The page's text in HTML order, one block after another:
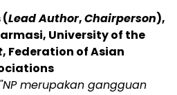
(Lead Author,Chairperson),
University of the
, Federation of Asian
"NP merupakan gangguan